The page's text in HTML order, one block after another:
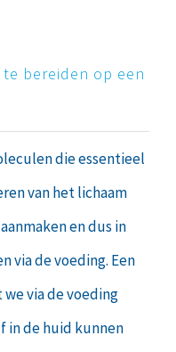
bereiden op een
die essentieel
van het lichaam
en dus in
via de voeding. Een
via de voeding
in de huid kunnen